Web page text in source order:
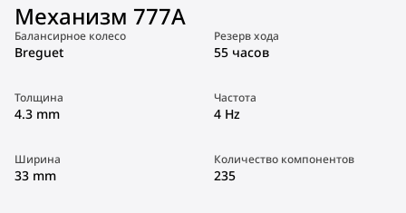
Механизм 777A
Балансирное колесо
Breguet
Резерв хода
55 часов
Толщина
4.3 mm
Частота
4 Hz
Ширина
33 mm
Количество компонентов
235